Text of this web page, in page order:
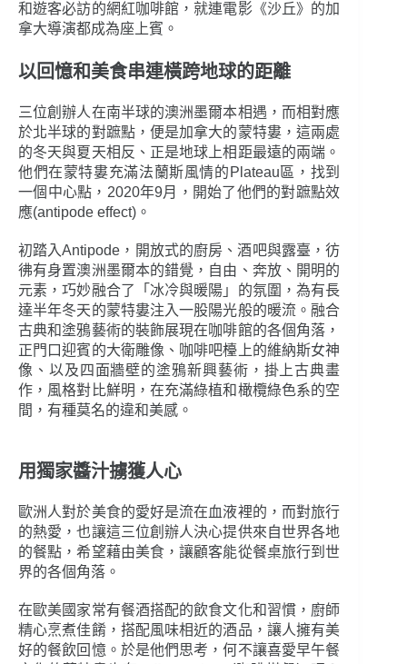
和遊客必訪的網紅咖啡館，就連電影《沙丘》的加
拿大導演都成為座上賓。
以回憶和美食串連橫跨地球的距離
三位創辦人在南半球的澳洲墨爾本相遇，而相對應
於北半球的對蹠點，便是加拿大的蒙特婁，這兩處
的冬天與夏天相反、正是地球上相距最遠的兩端。
他們在蒙特婁充滿法蘭斯風情的Plateau區，找到
一個中心點，2020年9月，開始了他們的對蹠點效
應(antipode effect)。
初踏入Antipode，開放式的廚房、酒吧與露臺，彷
彿有身置澳洲墨爾本的錯覺，自由、奔放、開明的
元素，巧妙融合了「冰冷與暖陽」的氛圍，為有長
達半年冬天的蒙特婁注入一股陽光般的暖流。融合
古典和塗鴉藝術的裝飾展現在咖啡館的各個角落，
正門口迎賓的大衛雕像、咖啡吧檯上的維納斯女神
像、以及四面牆壁的塗鴉新興藝術，掛上古典畫
作，風格對比鮮明，在充滿綠植和橄欖綠色系的空
間，有種莫名的違和美感。
用獨家醬汁擄獲人心
歐洲人對於美食的愛好是流在血液裡的，而對旅行
的熱愛，也讓這三位創辦人決心提供來自世界各地
的餐點，希望藉由美食，讓顧客能從餐桌旅行到世
界的各個角落。
在歐美國家常有餐酒搭配的飲食文化和習慣，廚師
精心烹煮佳餚，搭配風味相近的酒品，讓人擁有美
好的餐飲回憶。於是他們思考，何不讓喜愛早午餐